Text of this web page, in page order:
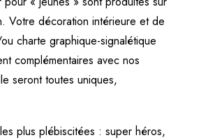
Votre décoration intérieure et de
charte graphique-signalétique
complémentaires avec nos
seront toutes uniques,
plus plébiscitées : super héros,